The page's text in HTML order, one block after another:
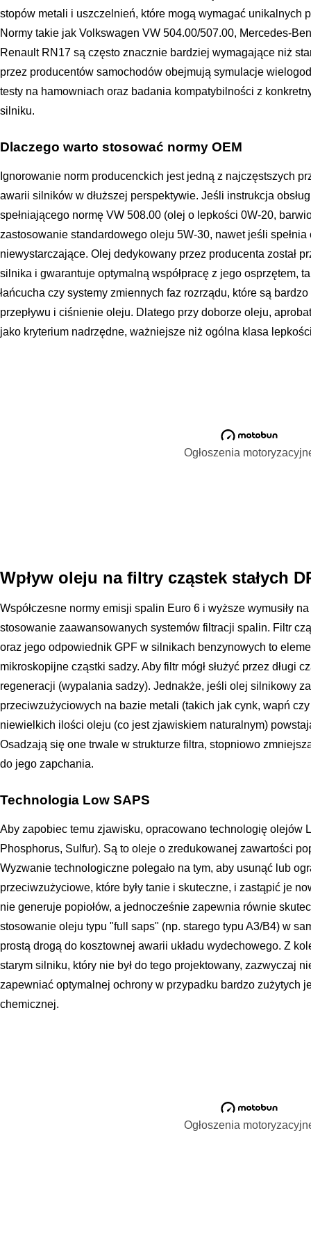
stopów metali i uszczelnień, które mogą wymagać unikalnych
Normy takie jak Volkswagen VW 504.00/507.00, Mercedes-
Renault RN17 są często znacznie bardziej wymagające niż
przez producentów samochodów obejmują symulacje
testy na hamowniach oraz badania kompatybilności z
silniku.
Dlaczego warto stosować normy OEM
Ignorowanie norm producenckich jest jedną z najczęstszych
awarii silników w dłuższej perspektywie. Jeśli instrukcja
spełniającego normę VW 508.00 (olej o lepkości 0W-20,
zastosowanie standardowego oleju 5W-30, nawet jeśli
niewystarczające. Olej dedykowany przez producenta został
silnika i gwarantuje optymalną współpracę z jego osprzętem,
łańcucha czy systemy zmiennych faz rozrządu, które są
przepływu i ciśnienie oleju. Dlatego przy doborze oleju,
jako kryterium nadrzędne, ważniejsze niż ogólna klasa
Ogłoszenia
Wpływ oleju na filtry cząstek stałych
Współczesne normy emisji spalin Euro 6 i wyższe wymusiły
stosowanie zaawansowanych systemów filtracji spalin. Filtr
oraz jego odpowiednik GPF w silnikach benzynowych to
mikroskopijne cząstki sadzy. Aby filtr mógł służyć przez długi
regeneracji (wypalania sadzy). Jednakże, jeśli olej silnikowy
przeciwzużyciowych na bazie metali (takich jak cynk, wapń
niewielkich ilości oleju (co jest zjawiskiem naturalnym)
Osadzają się one trwale w strukturze filtra, stopniowo
do jego zapchania.
Technologia Low SAPS
Aby zapobiec temu zjawisku, opracowano technologię olejów
Phosphorus, Sulfur). Są to oleje o zredukowanej zawartości
Wyzwanie technologiczne polegało na tym, aby usunąć lub
przeciwzużyciowe, które były tanie i skuteczne, i zastąpić je
nie generuje popiołów, a jednocześnie zapewnia równie
stosowanie oleju typu "full saps" (np. starego typu A3/B4) w
prostą drogą do kosztownej awarii układu wydechowego. Z
starym silniku, który nie był do tego projektowany, zazwyczaj
zapewniać optymalnej ochrony w przypadku bardzo zużytych
chemicznej.
Ogłoszenia